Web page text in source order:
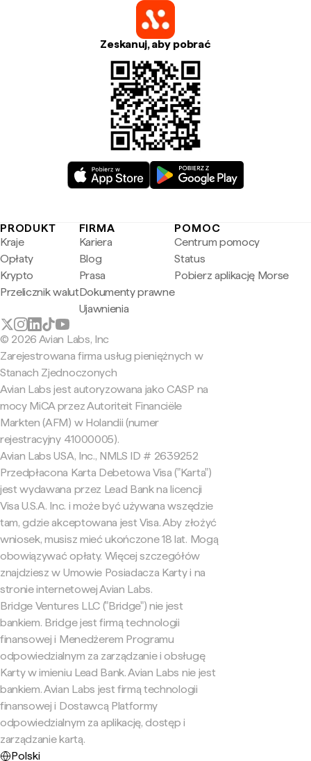
Zeskanuj, aby pobrać
PRODUKT
Kraje
Opłaty
Krypto
Przelicznik walut
FIRMA
Kariera
Blog
Prasa
Dokumenty prawne
Ujawnienia
POMOC
Centrum pomocy
Status
Pobierz aplikację Morse
© 2026 Avian Labs, Inc
Zarejestrowana firma usług pieniężnych w
Stanach Zjednoczonych
Avian Labs jest autoryzowana jako CASP na
mocy MiCA przez Autoriteit Financiële
Markten (AFM) w Holandii (numer
rejestracyjny 41000005).
Avian Labs USA, Inc., NMLS ID # 2639252
Przedpłacona Karta Debetowa Visa ("Karta")
jest wydawana przez Lead Bank na licencji
Visa U.S.A. Inc. i może być używana wszędzie
tam, gdzie akceptowana jest Visa. Aby złożyć
wniosek, musisz mieć ukończone 18 lat. Mogą
obowiązywać opłaty. Więcej szczegółów
znajdziesz w Umowie Posiadacza Karty i na
stronie internetowej Avian Labs.
Bridge Ventures LLC ("Bridge") nie jest
bankiem. Bridge jest firmą technologii
finansowej i Menedżerem Programu
odpowiedzialnym za zarządzanie i obsługę
Karty w imieniu Lead Bank. Avian Labs nie jest
bankiem. Avian Labs jest firmą technologii
finansowej i Dostawcą Platformy
odpowiedzialnym za aplikację, dostęp i
zarządzanie kartą.
Polski